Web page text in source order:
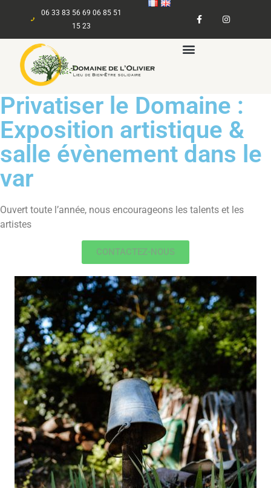
06 33 83 56 69 06 85 51
15 23
Privatiser le Domaine :
Exposition artistique &
salle évènement dans le
var
Ouvert toute l’année, nous encourageons les talents et les
artistes
CONTACTEZ-NOUS